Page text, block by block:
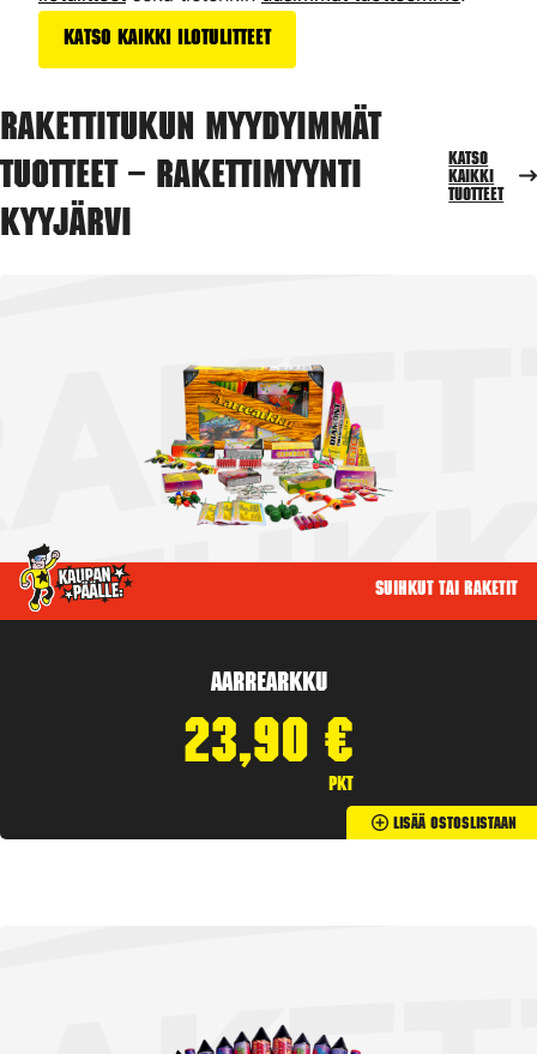
Katso kaikki ilotulitteet
Rakettitukun myydyimmät
tuotteet – Rakettimyynti
Kyyjärvi
Katso
kaikki
tuotteet
Suihkut tai raketit
Aarrearkku
23,90 €
pkt
Lisää Ostoslistaan